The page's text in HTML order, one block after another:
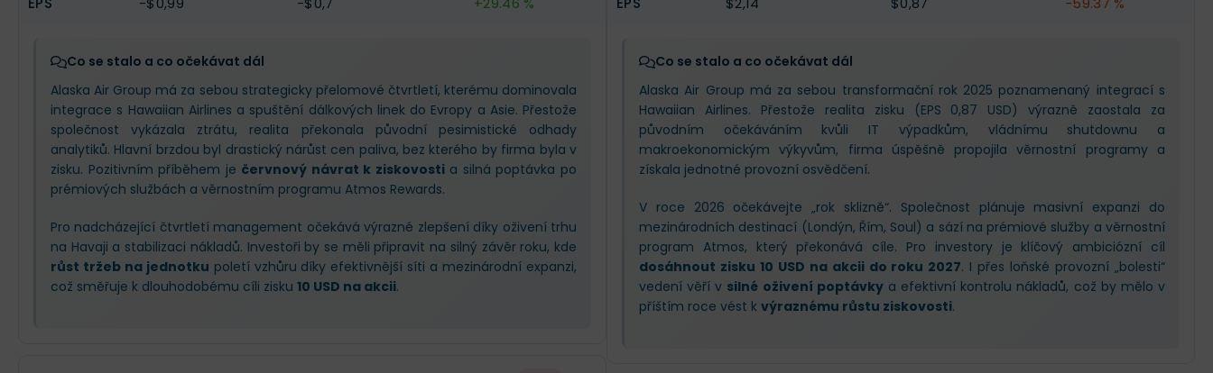
Co se stalo a co očekávat dál
Alaska Air Group má za sebou strategicky přelomové čtvrtletí, kterému dominovala
integrace s Hawaiian Airlines a spuštění dálkových linek do Evropy a Asie. Přestože
společnost vykázala ztrátu, realita překonala původní pesimistické odhady
analytiků. Hlavní brzdou byl drastický nárůst cen paliva, bez kterého by firma byla v
zisku. Pozitivním příběhem je červnový návrat k ziskovostia silná poptávka po
prémiových službách a věrnostním programu Atmos Rewards.
Pro nadcházející čtvrtletí management očekává výrazné zlepšení díky oživení trhu
na Havaji a stabilizaci nákladů. Investoři by se měli připravit na silný závěr roku, kde
růst tržeb na jednotku poletí vzhůru díky efektivnější síti a mezinárodní expanzi,
což směřuje k dlouhodobému cíli zisku 10 USD na akcii.
Co se stalo a co očekávat dál
Alaska Air Group má za sebou transformační rok 2025 poznamenaný integrací s
Hawaiian Airlines. Přestože realita zisku (EPS 0,87 USD) výrazně zaostala za
původním očekáváním kvůli IT výpadkům, vládnímu shutdownu a
makroekonomickým výkyvům, firma úspěšně propojila věrnostní programy a
získala jednotné provozní osvědčení.
V roce 2026 očekávejte „rok sklizně“. Společnost plánuje masivní expanzi do
mezinárodních destinací (Londýn, Řím, Soul) a sází na prémiové služby a věrnostní
program Atmos, který překonává cíle. Pro investory je klíčový ambiciózní cíl
dosáhnout zisku 10 USD na akcii do roku 2027. I přes loňské provozní „bolesti“
vedení věří v silné oživení poptávkya efektivní kontrolu nákladů, což by mělo v
příštím roce vést k výraznému růstu ziskovosti.